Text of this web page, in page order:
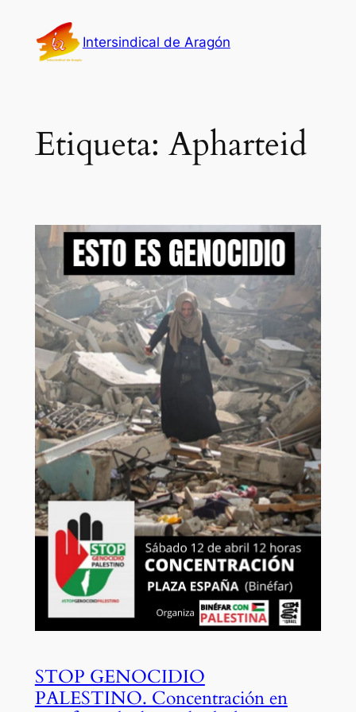
contenido
Intersindical de Aragón
Etiqueta: Apharteid
STOP GENOCIDIO
PALESTINO. Concentración en